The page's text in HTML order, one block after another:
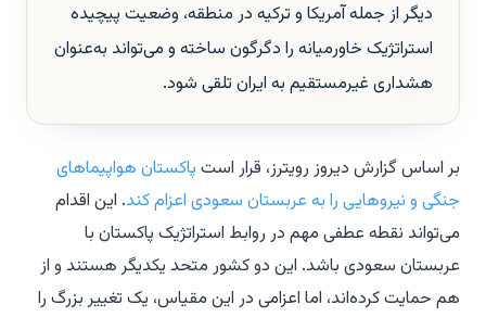
دیگر از جمله آمریکا و ترکیه در منطقه، وضعیت پیچیده
استراتژیک خاورمیانه را دگرگون ساخته و می‌تواند به‌عنوان
هشداری غیرمستقیم به ایران تلقی شود.
بر اساس گزارش دیروز رویترز، قرار است پاکستان هواپیماهای
جنگی و نیروهایی را به عربستان سعودی اعزام کند. این اقدام
می‌تواند نقطه عطفی مهم در روابط استراتژیک پاکستان با
عربستان سعودی باشد. این دو کشور متحد یکدیگر هستند و از
هم حمایت کرده‌اند، اما اعزامی در این مقیاس، یک تغییر بزرگ را